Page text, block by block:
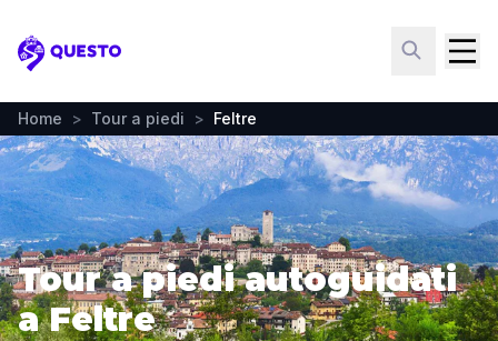
Questo
Home > Tour a piedi > Feltre
Tour a piedi autoguidati
a Feltre